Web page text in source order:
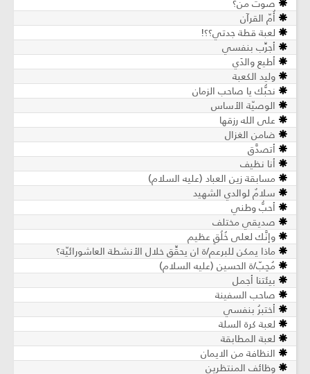
صوت من؟
أُمّ القرآن
لعبة قطة جدتي؟؟!
أجرِّب بنفسي
أطيع والدَي
وليد الكعبة
نحبُّك يا صاحب الزمان
الوصيّة الأساس
على الله رزقها
ضامن الغزال
أتصدَّق
أنا نظيف
مسابقة زين العباد (عليه السلام)
سلامٌ لوالدي الشهيد
أحبُّ وطني
صديقي مختلف
وإنَّك لعلى خُلُقٍ عظيم
ماذا يمكن للبرعم/ة ان يحقِّق خلال الأنشطة العاشورائيّة؟
مُحِبّ/ة الحسين (عليه السلام)
بيئتنا أجمل
صاحب السفينة
أختبرُ بنفسي
لعبة كرة السلة
لعبة المطابقة
النظافة من الايمان
وظائف المنتظرين